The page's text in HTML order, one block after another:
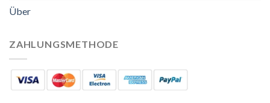
Über
ZAHLUNGSMETHODE